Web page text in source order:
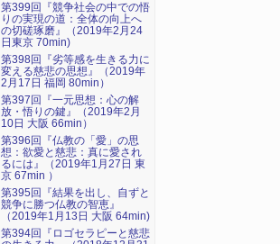
第399回『競争社会の中での悟
りの実現の道：全体の向上へ
の切磋琢磨』（2019年2月24
日東京 70min)
第398回『劣等感を生きる力に
変える慈悲の思想』（2019年
2月17日 福岡 80min）
第397回『一元思想：心の解
放・悟りの鍵』（2019年2月
10日 大阪 66min）
第396回『仏教の「愛」の思
想：欲愛と慈悲：真に愛され
るには』（2019年1月27日 東
京 67min ）
第395回『結果を出し、自ずと
競争に勝つ仏教の智恵』
（2019年1月13日 大阪 64min)
第394回『ロゴセラピーと慈悲